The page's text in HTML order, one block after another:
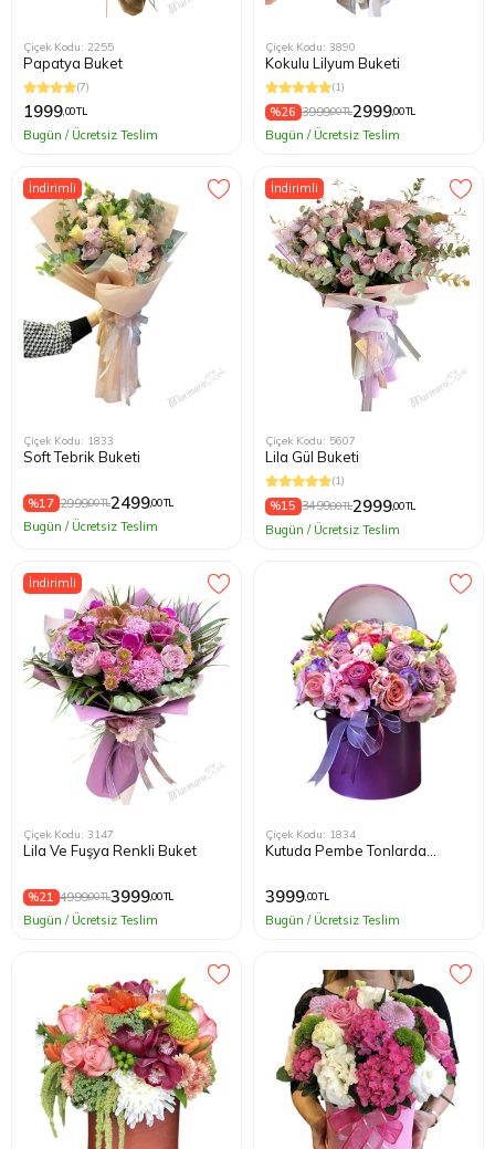
Çiçek Kodu: 2255
Papatya Buket
(7)
1999,00 TL
Bugün / Ücretsiz Teslim
Çiçek Kodu: 3890
Kokulu Lilyum Buketi
(1)
%26 3999,00 TL2999,00 TL
Bugün / Ücretsiz Teslim
İndirimli
Çiçek Kodu: 1833
Soft Tebrik Buketi
%17 2999,00 TL2499,00 TL
Bugün / Ücretsiz Teslim
İndirimli
Çiçek Kodu: 5607
Lila Gül Buketi
(1)
%15 3499,00 TL2999,00 TL
Bugün / Ücretsiz Teslim
İndirimli
Çiçek Kodu: 3147
Lila Ve Fuşya Renkli Buket
%21 4999,00 TL3999,00 TL
Bugün / Ücretsiz Teslim
Çiçek Kodu: 1834
Kutuda Pembe Tonlarda
3999,00 TL
Bugün / Ücretsiz Teslim